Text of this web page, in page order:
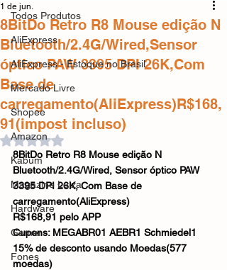
Todos Produtos
AliExpress
AliExpress - Estoque no Brasil
Mercado Livre
Shopee
Amazon
Kabum
Magazine Luiza
Hardware
Gamer
Fones
8BitDo Retro R8 Mouse edição N
Bluetooth/2.4G/Wired,Sensor
óptico PAW 3395 DPI 26K,Com
Base de
carregamento(AliExpress)R$168,
91(impost incluso)
1 de jun.
Avaliado com NaN de 5 estrelas.
8BitDo Retro R8 Mouse edição N
Bluetooth/2.4G/Wired, Sensor óptico PAW
3395 DPI 26K, Com Base de
carregamento(AliExpress)
R$168,91 pelo APP
Cupons: MEGABR01 AEBR1 Schmiedel1
15% de desconto usando Moedas(577
moedas)